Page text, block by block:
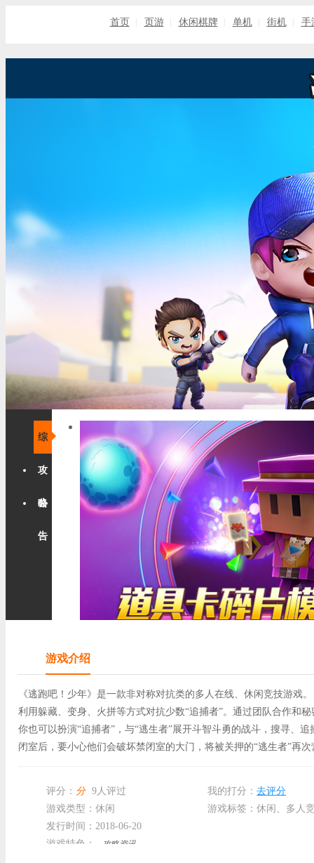
首页 页游 休闲棋牌 单机 街机 手
综
合
攻
略
公
告
游戏介绍
《逃跑吧！少年》是一款非对称对抗类的多人在线、休闲竞技游戏
利用躲藏、变身、火拼等方式对抗少数“追捕者”。通过团队合作和
你也可以扮演“追捕者”，与“逃生者”展开斗智斗勇的战斗，搜寻、
闭室后，要小心他们会破坏禁闭室的大门，将被关押的“逃生者”再
评分： 分 9人评过 我的打分： 去评分
游戏类型：休闲
游戏标签：休闲、多人
发行时间：2018-06-20
游戏特色：
攻略资讯